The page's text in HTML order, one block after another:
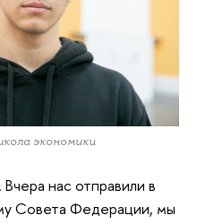
экономики
нас отправили в
Совета Федерации, мы